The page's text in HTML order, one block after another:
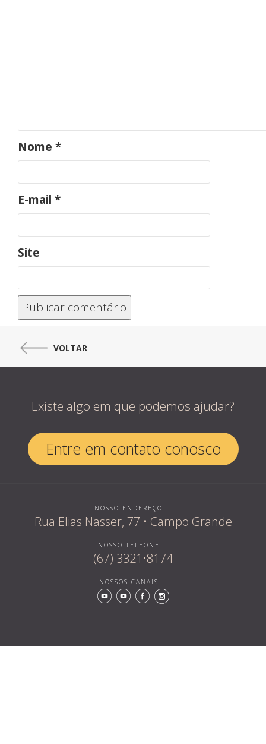
Nome *
E-mail *
Site
VOLTAR
Existe algo em que podemos ajudar?
Entre em contato conosco
NOSSO ENDEREÇO
Rua Elias Nasser, 77 • Campo Grande
NOSSO TELEONE
(67) 3321•8174
NOSSOS CANAIS